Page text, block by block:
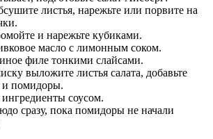
листья, нарежьте или порвите на
и нарежьте кубиками.
масло с лимонным соком.
филе тонкими слайсами.
выложите листья салата, добавьте
и помидоры.
ингредиенты соусом.
сразу, пока помидоры не начали